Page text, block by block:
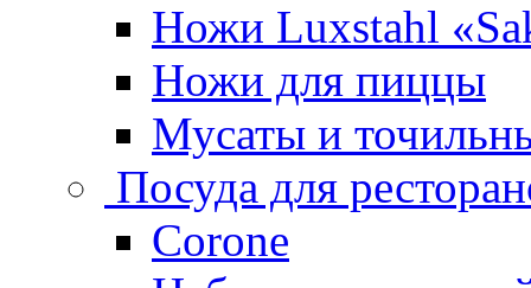
Ножи Luxstahl
Ножи для пиццы
Мусаты и
Посуда для
Corone